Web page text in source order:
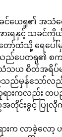
င်ယေရှု၏ အသံတ
းရနှင့် သခင်ကို
ထံသို့ ရေပေါ်
ေတရု၏ စကာ
သယ စိတ်အရိ
ည်မှန်သော်လ
းကလည်း တ
အတိုင်းခွင့် ပြု
းက လာခဲ့လော့